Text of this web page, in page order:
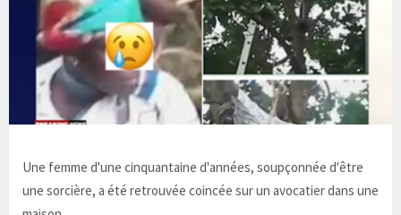
Une femme d'une cinquantaine d'années, soupçonnée d'être
une sorcière, a été retrouvée coincée sur un avocatier dans une